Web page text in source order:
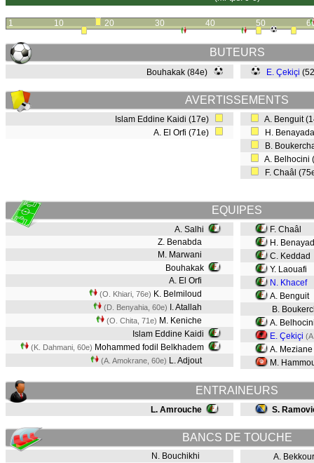
1 10 20 30 40 50
BUTEURS
Bouhakak (84e) E. Çekiçi
AVERTISSEMENTS
Islam Eddine Kaidi (17e)
A. El Orfi (71e)
A. Benguit
H.
B.
A.
F. Chaâl
EQUIPES
A. Salhi
Z. Benabda
M. Marwani
Bouhakak
A. El Orfi
(O. Khiari, 76e) K. Belmiloud
(D. Benyahia, 60e) I. Atallah
(O. Chita, 71e) M. Keniche
Islam Eddine Kaidi
(K. Dahmani, 60e) Mohammed fodil Belkhadem
(A. Amokrane, 60e) L. Adjout
F. Chaâl
H.
C. Keddad
Y. Laouafi
N. Khacef
A. Benguit
B.
A.
E. Çekiçi
A. Meziane
M.
ENTRAINEURS
L. Amrouche S.
BANCS DE TOUCHE
N. Bouchikhi
A.